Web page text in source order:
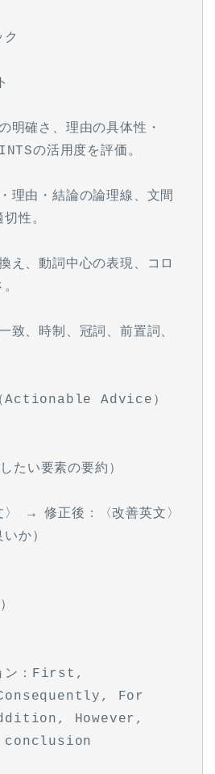
確さ、理由の具体性・
の活用度を評価。
由・結論の論理線、文間
性。
、動詞中心の表現、コロ
、時制、冠詞、前置詞、
（Actionable Advice）
たい要素の要約）
〉 → 修正後：〈改善英文〉
か）
ン：First,
For
However,